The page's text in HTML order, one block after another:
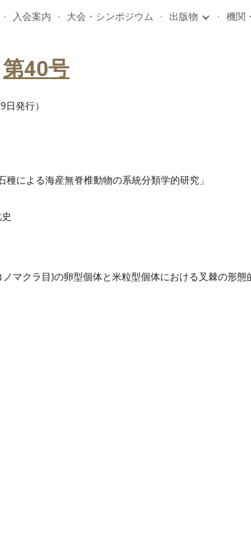
Skip to navigation
入会案内 大会・シンポジウム 出版物 機関
第40号
9日発行）
種による海産無脊椎動物の系統分類学的研究」
マクラ目)の卵型個体と米粒型個体における叉棘の形態